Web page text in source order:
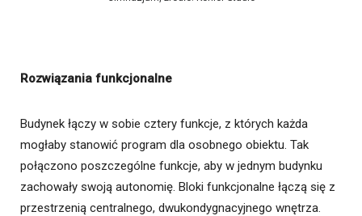
Rozwiązania funkcjonalne
Budynek łączy w sobie cztery funkcje, z których każda
mogłaby stanowić program dla osobnego obiektu. Tak
połączono poszczególne funkcje, aby w jednym budynku
zachowały swoją autonomię. Bloki funkcjonalne łączą się z
przestrzenią centralnego, dwukondygnacyjnego wnętrza.